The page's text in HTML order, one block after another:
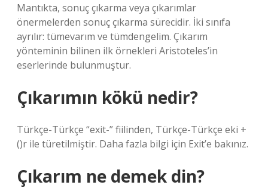
Mantıkta, sonuç çıkarma veya çıkarımlar
önermelerden sonuç çıkarma sürecidir. İki sınıfa
ayrılır: tümevarım ve tümdengelim. Çıkarım
yönteminin bilinen ilk örnekleri Aristoteles’in
eserlerinde bulunmuştur.
Çıkarımın kökü nedir?
Türkçe-Türkçe “exit-” fiilinden, Türkçe-Türkçe eki +
()r ile türetilmiştir. Daha fazla bilgi için Exit’e bakınız.
Çıkarım ne demek din?